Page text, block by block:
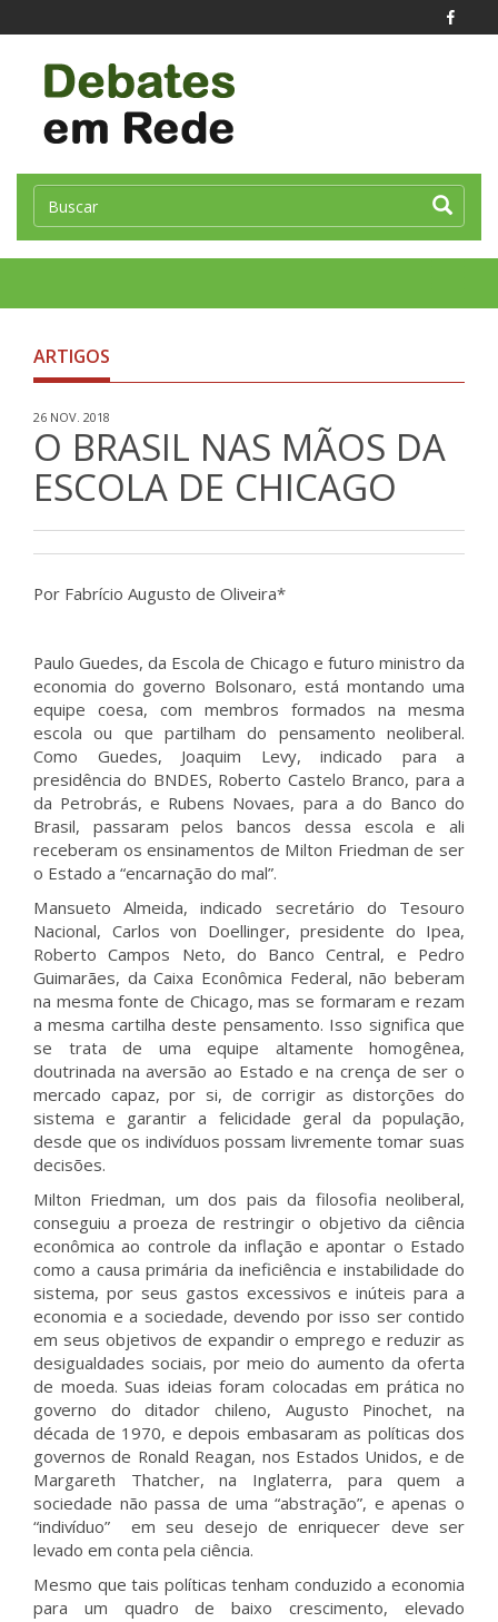
ARTIGOS
26 NOV. 2018
O BRASIL NAS MÃOS DA
ESCOLA DE CHICAGO
Por Fabrício Augusto de Oliveira*
Paulo Guedes, da Escola de Chicago e futuro ministro da
economia do governo Bolsonaro, está montando uma
equipe coesa, com membros formados na mesma
escola ou que partilham do pensamento neoliberal.
Como Guedes, Joaquim Levy, indicado para a
presidência do BNDES, Roberto Castelo Branco, para a
da Petrobrás, e Rubens Novaes, para a do Banco do
Brasil, passaram pelos bancos dessa escola e ali
receberam os ensinamentos de Milton Friedman de ser
o Estado a “encarnação do mal”.
Mansueto Almeida, indicado secretário do Tesouro
Nacional, Carlos von Doellinger, presidente do Ipea,
Roberto Campos Neto, do Banco Central, e Pedro
Guimarães, da Caixa Econômica Federal, não beberam
na mesma fonte de Chicago, mas se formaram e rezam
a mesma cartilha deste pensamento. Isso significa que
se trata de uma equipe altamente homogênea,
doutrinada na aversão ao Estado e na crença de ser o
mercado capaz, por si, de corrigir as distorções do
sistema e garantir a felicidade geral da população,
desde que os indivíduos possam livremente tomar suas
decisões.
Milton Friedman, um dos pais da filosofia neoliberal,
conseguiu a proeza de restringir o objetivo da ciência
econômica ao controle da inflação e apontar o Estado
como a causa primária da ineficiência e instabilidade do
sistema, por seus gastos excessivos e inúteis para a
economia e a sociedade, devendo por isso ser contido
em seus objetivos de expandir o emprego e reduzir as
desigualdades sociais, por meio do aumento da oferta
de moeda. Suas ideias foram colocadas em prática no
governo do ditador chileno, Augusto Pinochet, na
década de 1970, e depois embasaram as políticas dos
governos de Ronald Reagan, nos Estados Unidos, e de
Margareth Thatcher, na Inglaterra, para quem a
sociedade não passa de uma “abstração”, e apenas o
“indivíduo” em seu desejo de enriquecer deve ser
levado em conta pela ciência.
Mesmo que tais políticas tenham conduzido a economia
para um quadro de baixo crescimento, elevado